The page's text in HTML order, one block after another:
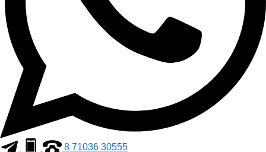
8 71036 30555